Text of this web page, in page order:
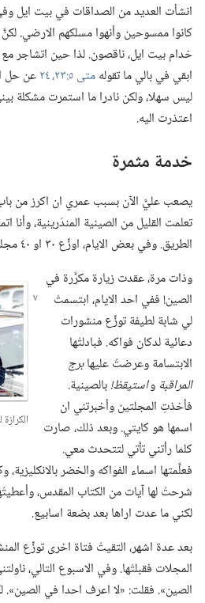
انشأت العديد من الصداقات في بيت ايل
كانوا ممسوحين وأنهوا مسلكهم الارضي.‏
خدام بيت ايل،‏ ناقصون.‏ لذا حين اتشاجر مع
ابقي في بالي ما تقولهمتى ٥:‏٢٣،‏ ٢٤
عن حل
ليس سهلا،‏ ولكن نادرا ما استمرت مشكلة
اعتذرت اليه.‏
خدمة مثمرة
يصعب عليَّ الآن بسبب عمري ان اكرز من
تعلمت القليل من الصينية المندَرينية،‏ وأنا
الطريق.‏ وفي بعض الايام،‏ اوزِّع ٣٠ او ٤٠ مجلة على المهتمين.‏
وذات مرة،‏ عقدت زيارة مكرَّرة في
الصين!‏ ففي احد الايام،‏ ابتسمتْ
لي شابة لطيفة توزِّع منشورات
دعائية لدكان فواكه.‏ فبادلتُها
الابتسامة وعرضتُ عليهابرج
المراقبة واستيقظ!‏بالصينية.‏
فأخذتِ المجلتين وأخبرتني ان
اسمها هو كايتي.‏ وبعد ذلك،‏ صارت
كلما رأتني تأتي لتتحدث معي.‏
فعلَّمتها اسماء الفواكه والخضر
شرحتُ لها آيات من الكتاب المقدس،‏
لكني ما عدت اراها بعد بضعة اسابيع.‏
بعد عدة اشهر،‏ التقيتُ فتاة اخرى توزِّع
المجلات فقبلتْها.‏ وفي الاسبوع التالي،‏
الصين».‏ فقلت:‏ «لا اعرف احدا في الصين».‏